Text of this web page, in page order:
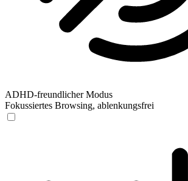
ADHD-freundlicher Modus
Fokussiertes Browsing, ablenkungsfrei